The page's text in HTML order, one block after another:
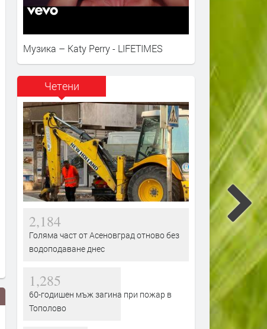
Музика – Katy Perry - LIFETIMES
Четени
2,184
Голяма част от Асеновград отново без
водоподаване днес
1,285
60-годишен мъж загина при пожар в
Тополово